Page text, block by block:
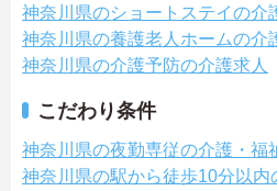
神奈川県のショートステイの介
神奈川県の養護老人ホームの介
神奈川県の介護予防の介護求人
こだわり条件
神奈川県の夜勤専従の介護・福
神奈川県の駅から徒歩10分以内